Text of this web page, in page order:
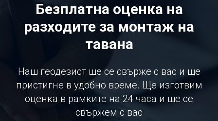
Безплатна оценка на
разходите за монтаж на
тавана
Наш геодезист ще се свърже с вас и ще
пристигне в удобно време. Ще изготвим
оценка в рамките на 24 часа и ще се
свържем с вас